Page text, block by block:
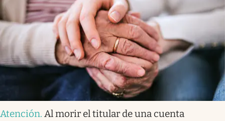
Atención. Al morir el titular de una cuenta